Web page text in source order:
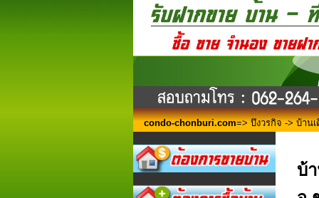
condo-chonburi.com=> บึงวรกิจ -> บ้าน
บ้